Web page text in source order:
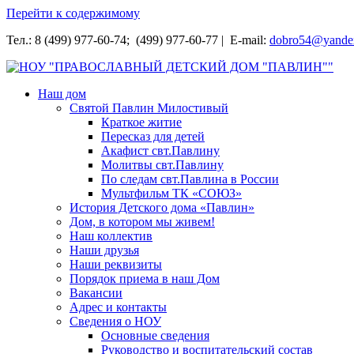
Перейти к содержимому
Тел.: 8 (499) 977-60-74; (499) 977-60-77 | E-mail:
НОУ "ПРАВОСЛАВНЫЙ ДЕТСКИЙ ДОМ "ПАВЛИН""
Наш дом
Святой Павлин Милостивый
Краткое житие
Пересказ для детей
Акафист свт.Павлину
Молитвы свт.Павлину
По следам свт.Павлина в России
Мультфильм ТК «СОЮЗ»
История Детского дома «Павлин»
Дом, в котором мы живем!
Наш коллектив
Наши друзья
Наши реквизиты
Порядок приема в наш Дом
Вакансии
Адрес и контакты
Сведения о НОУ
Основные сведения
Руководство и воспитательский состав